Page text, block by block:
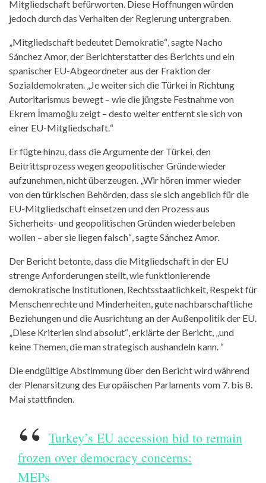
Mitgliedschaft befürworten. Diese Hoffnungen würden
jedoch durch das Verhalten der Regierung untergraben.
„Mitgliedschaft bedeutet Demokratie“, sagte Nacho
Sánchez Amor, der Berichterstatter des Berichts und ein
spanischer EU-Abgeordneter aus der Fraktion der
Sozialdemokraten. „Je weiter sich die Türkei in Richtung
Autoritarismus bewegt – wie die jüngste Festnahme von
Ekrem İmamoğlu zeigt – desto weiter entfernt sie sich von
einer EU-Mitgliedschaft.“
Er fügte hinzu, dass die Argumente der Türkei, den
Beitrittsprozess wegen geopolitischer Gründe wieder
aufzunehmen, nicht überzeugen. „Wir hören immer wieder
von den türkischen Behörden, dass sie sich angeblich für die
EU-Mitgliedschaft einsetzen und den Prozess aus
Sicherheits- und geopolitischen Gründen wiederbeleben
wollen – aber sie liegen falsch“, sagte Sánchez Amor.
Der Bericht betonte, dass die Mitgliedschaft in der EU
strenge Anforderungen stellt, wie funktionierende
demokratische Institutionen, Rechtsstaatlichkeit, Respekt für
Menschenrechte und Minderheiten, gute nachbarschaftliche
Beziehungen und die Ausrichtung an der Außenpolitik der EU.
„Diese Kriterien sind absolut“, erklärte der Bericht, „und
keine Themen, die man strategisch aushandeln kann. “
Die endgültige Abstimmung über den Bericht wird während
der Plenarsitzung des Europäischen Parlaments vom 7. bis 8.
Mai stattfinden.
Turkey’s EU accession bid to remain
frozen over democracy concerns:
MEPs